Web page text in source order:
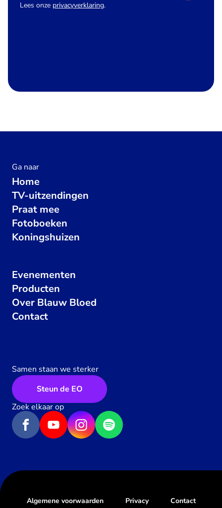
Lees onze privacyverklaring.
Ga naar
Home
TV-uitzendingen
Praat mee
Fotoboeken
Koningshuizen
Evenementen
Producten
Over Blauw Bloed
Contact
Samen staan we sterker
Steun de EO
Zoek elkaar op
Algemene voorwaarden Privacy Contact